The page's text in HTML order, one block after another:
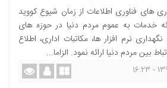
های فناوری اطلاعات از زمان شیوع کووید
خدمات به عموم مردم دنیا در حوزه های
نرم افزار ها، مکاتبات اداری، اطلاع
بین مردم دنیا ارائه نمود. الزاما...